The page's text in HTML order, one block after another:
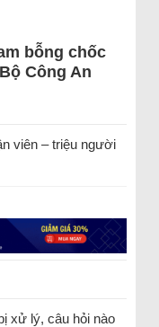
bỗng chốc
Công An
viên – triệu người
xử lý, câu hỏi nào